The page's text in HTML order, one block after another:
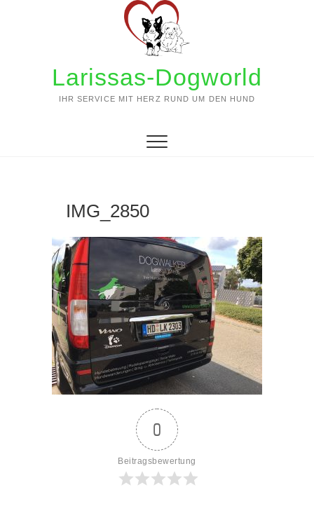
Larissas-Dogworld
IHR SERVICE MIT HERZ RUND UM DEN HUND
IMG_2850
0
Beitragsbewertung